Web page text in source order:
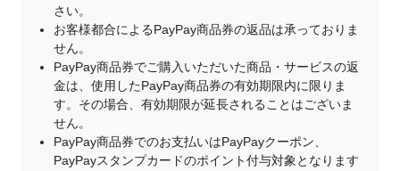
さい。
お客様都合によるPayPay商品券の返品は承っておりま
せん。
PayPay商品券でご購入いただいた商品・サービスの返
金は、使用したPayPay商品券の有効期限内に限りま
す。その場合、有効期限が延長されることはございま
せん。
PayPay商品券でのお支払いはPayPayクーポン、
PayPayスタンプカードのポイント付与対象となります